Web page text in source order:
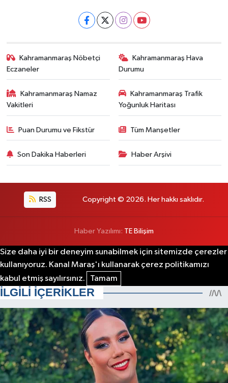
Kahramanmaraş Nöbetçi
Eczaneler
Kahramanmaraş Hava
Durumu
Kahramanmaraş Namaz
Vakitleri
Kahramanmaraş Trafik
Yoğunluk Haritası
Puan Durumu ve Fikstür Tüm Manşetler
Son Dakika Haberleri Haber Arşivi
RSS Copyright © 2026. Her hakkı saklıdır.
Haber Yazılımı: TE Bilişim
Size daha iyi bir deneyim sunabilmek için sitemizde çerezler
kullanıyoruz. Kanal Maraş'ı kullanarak çerez politikamızı
kabul etmiş sayılırsınız.
Tamam